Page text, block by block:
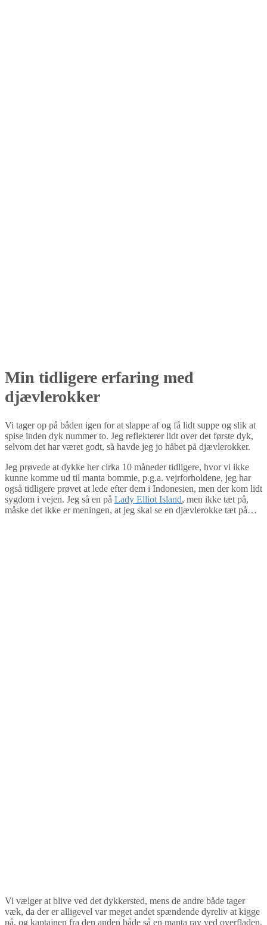
Min tidligere erfaring med
djævlerokker
Vi tager op på båden igen for at slappe af og få lidt suppe og slik at
spise inden dyk nummer to. Jeg reflekterer lidt over det første dyk,
selvom det har været godt, så havde jeg jo håbet på djævlerokker.
Jeg prøvede at dykke her cirka 10 måneder tidligere, hvor vi ikke
kunne komme ud til manta bommie, p.g.a. vejrforholdene, jeg har
også tidligere prøvet at lede efter dem i Indonesien, men der kom lidt
sygdom i vejen. Jeg så en på Lady Elliot Island, men ikke tæt på,
måske det ikke er meningen, at jeg skal se en djævlerokke tæt på…
Vi vælger at blive ved det dykkersted, mens de andre både tager
væk, da der er alligevel var meget andet spændende dyreliv at kigge
på, og kaptajnen fra den anden både så en manta ray ved overfladen,